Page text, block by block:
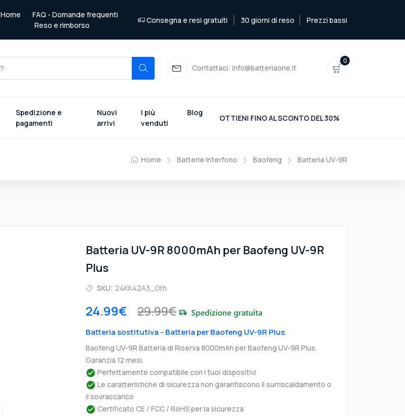
Home
FAQ - Domande frequenti
Reso e rimborso
Consegna e resi gratuiti 30 giorni di reso Prezzi bassi
Contattaci: info@batteriaone.it
0
Spedizione e
pagamenti
Nuovi
arrivi
I più
venduti
Blog
OTTIENI FINO AL SCONTO DEL 30%
Home Batterie Interfono Baofeng Batteria UV-9R
Batteria UV-9R 8000mAh per Baofeng UV-9R
Plus
SKU: 24KK42A3_Oth
24.99€ 29.99€
Batteria sostitutiva - Batteria per Baofeng UV-9R Plus
Baofeng UV-9R Batteria di Riserva 8000mAh per Baofeng UV-9R Plus.
Garanzia 12 mesi.
Perfettamente compatibile con i tuoi dispositivi
Le caratteristiche di sicurezza non garantiscono il surriscaldamento o
il sovraccarico
Certificato CE / FCC / RoHS per la sicurezza